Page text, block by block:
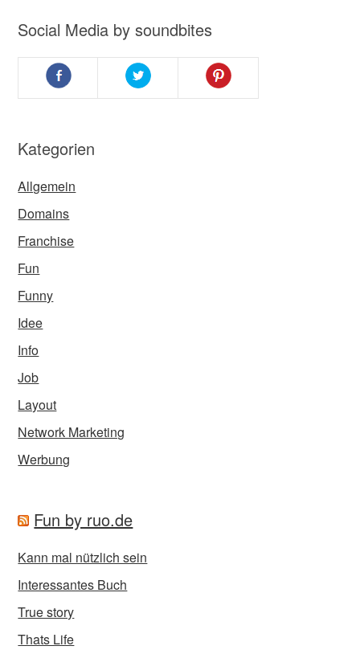
Social Media by soundbites
Kategorien
Allgemein
Domains
Franchise
Fun
Funny
Idee
Info
Job
Layout
Network Marketing
Werbung
Fun by ruo.de
Kann mal nützlich sein
Interessantes Buch
True story
Thats Life